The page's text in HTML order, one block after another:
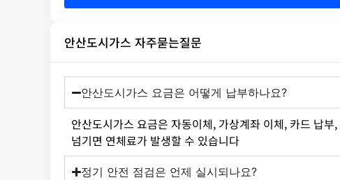
안산도시가스 자주묻는질문
안산도시가스 요금은 어떻게 납부하나요?
안산도시가스 요금은 자동이체, 가상계좌 이체, 카드 납
넘기면 연체료가 발생할 수 있습니다
정기 안전 점검은 언제 실시되나요?